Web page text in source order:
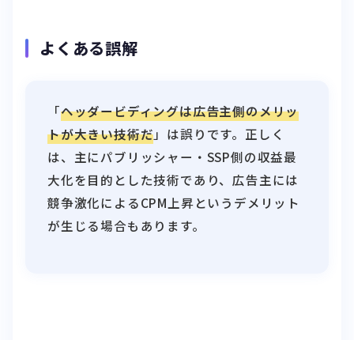
よくある誤解
「ヘッダービディングは広告主側のメリッ
トが大きい技術だ」は誤りです。正しく
は、主にパブリッシャー・SSP側の収益最
大化を目的とした技術であり、広告主には
競争激化によるCPM上昇というデメリット
が生じる場合もあります。